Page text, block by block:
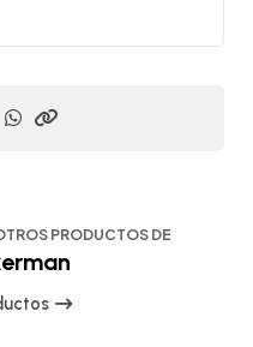
PRODUCTOS DE